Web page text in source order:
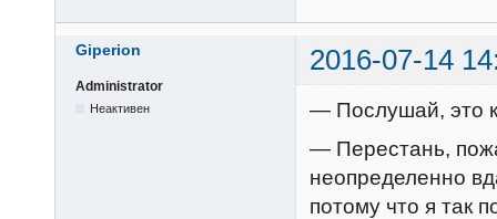
Giperion 2016-07-14
Administrator
Неактивен
— Послушай, это
— Перестань,
неопределенно
потому что я так